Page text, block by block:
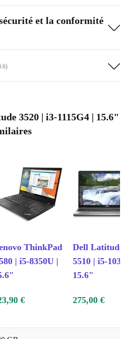
et la conformité
3520 | i3-1115G4 | 15.6"
ThinkPad
| i5-8350U |
Dell Latitude
5510 | i5-
15.6"
€ 275,00 €